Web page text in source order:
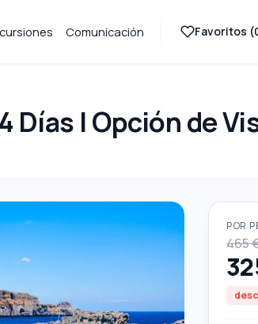
Comunicación Favoritos (
Días | Opción de
POR
465